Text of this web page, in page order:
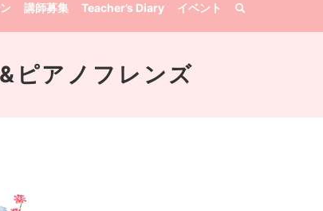
講師募集 Teacher’s Diary イベント
ピアノフレンズ